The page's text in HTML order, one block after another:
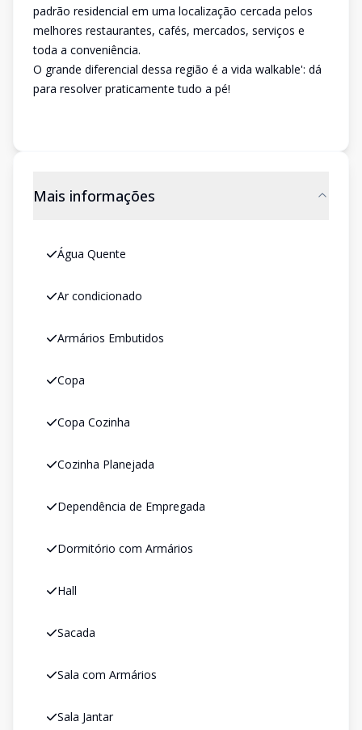
padrão residencial em uma localização cercada pelos
melhores restaurantes, cafés, mercados, serviços e
toda a conveniência.
O grande diferencial dessa região é a vida walkable': dá
para resolver praticamente tudo a pé!
Mais informações
Água Quente
Ar condicionado
Armários Embutidos
Copa
Copa Cozinha
Cozinha Planejada
Dependência de Empregada
Dormitório com Armários
Hall
Sacada
Sala com Armários
Sala Jantar